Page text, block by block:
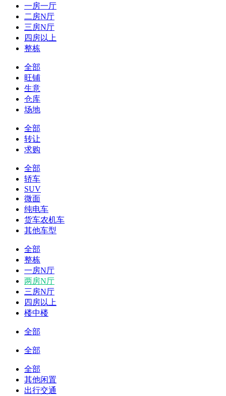
一房一厅
二房N厅
三房N厅
四房以上
整栋
全部
旺铺
生意
仓库
场地
全部
转让
求购
全部
轿车
SUV
微面
纯电车
货车农机车
其他车型
全部
整栋
一房N厅
两房N厅
三房N厅
四房以上
楼中楼
全部
全部
全部
其他闲置
出行交通